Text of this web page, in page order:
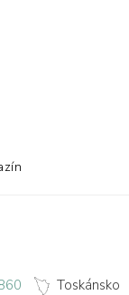
Toskánsko